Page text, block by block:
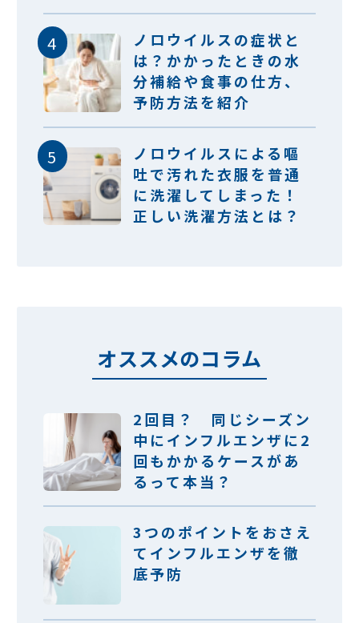
ノロウイルスの症状と
は？かかったときの水
分補給や食事の仕方、
予防方法を紹介
ノロウイルスによる嘔
吐で汚れた衣服を普通
に洗濯してしまった！
正しい洗濯方法とは？
オススメのコラム
2回目？ 同じシーズン
中にインフルエンザに2
回もかかるケースがあ
るって本当？
3つのポイントをおさえ
てインフルエンザを徹
底予防